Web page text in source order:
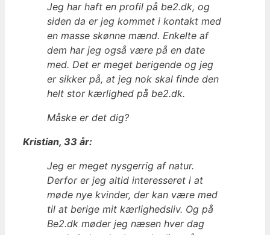
Jeg har haft en profil på be2.dk, og
siden da er jeg kommet i kontakt med
en masse skønne mænd. Enkelte af
dem har jeg også være på en date
med. Det er meget berigende og jeg
er sikker på, at jeg nok skal finde den
helt stor kærlighed på be2.dk.
Måske er det dig?
Kristian, 33 år:
Jeg er meget nysgerrig af natur.
Derfor er jeg altid interesseret i at
møde nye kvinder, der kan være med
til at berige mit kærlighedsliv. Og på
Be2.dk møder jeg næsen hver dag